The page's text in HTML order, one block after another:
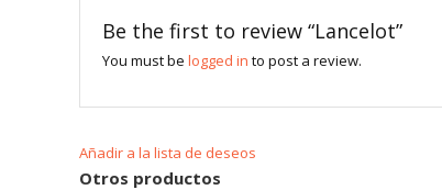
Be the first to review “Lancelot”
You must be logged in to post a review.
Añadir a la lista de deseos
Otros productos